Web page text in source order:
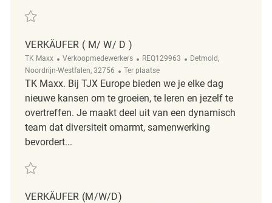
Redden Verkäufer (m/w/d) REQ132157
VERKÄUFER ( M/ W/ D )
TK Maxx Categorie
Verkoopmedewerkers ReqId
REQ129963 Plaats
Detmold,
Noordrijn-Westfalen, 32756
Afgelegen
Ter plaatse
TK Maxx. Bij TJX Europe bieden we je elke dag
nieuwe kansen om te groeien, te leren en jezelf te
overtreffen. Je maakt deel uit van een dynamisch
team dat diversiteit omarmt, samenwerking
bevordert...
Redden Verkäufer ( m/ w/ d ) REQ129963
VERKÄUFER (M/W/D)